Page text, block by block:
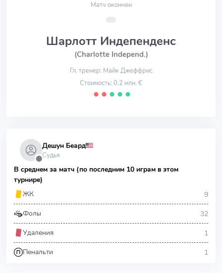
Матч окончен
Шарлотт Индепенденс
(Charlotte Independ.)
Гл. тренер: Майк Джеффрис
Стоимость: 0.2 млн. €
⬤ ⬤ ⬤ ⬤ ⬤
⬤
Дешун Беард
Судья
В среднем за матч (по последним 10 играм в этом
турнире)
ЖК
9
Фолы 32
Удаления 1
Пенальти 1